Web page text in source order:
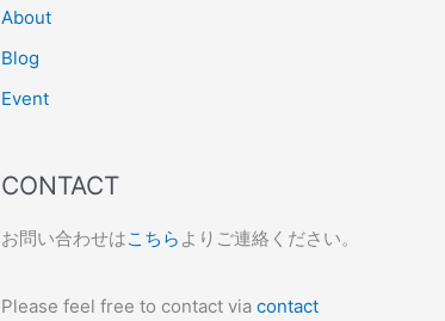
About
Blog
Event
CONTACT
お問い合わせはこちら よりご連絡ください。
Please feel free to contact via contact